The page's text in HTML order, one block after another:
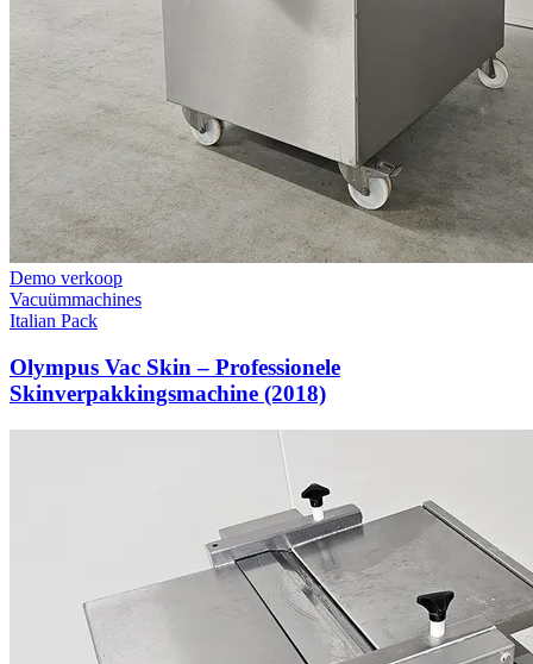
Demo verkoop
Vacuümmachines
Italian Pack
Olympus Vac Skin – Professionele
Skinverpakkingsmachine (2018)